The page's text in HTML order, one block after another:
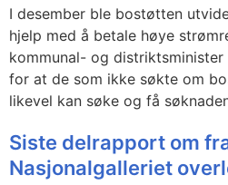
I desember ble bostøtten
hjelp med å betale høye
kommunal- og distriktsminister
for at de som ikke søkte om
likevel kan søke og få
Siste delrapport om
Nasjonalgalleriet